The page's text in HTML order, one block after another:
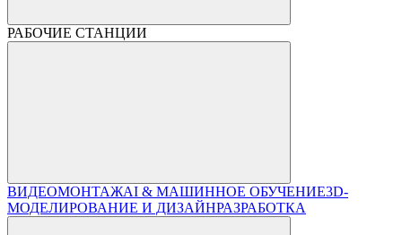
РАБОЧИЕ СТАНЦИИ
ВИДЕОМОНТАЖAI & МАШИННОЕ ОБУЧЕНИЕ3D-
МОДЕЛИРОВАНИЕ И ДИЗАЙНРАЗРАБОТКА